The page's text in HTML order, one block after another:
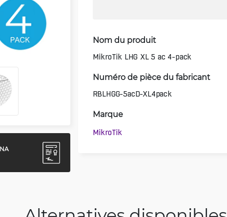
Nom du produit
MikroTik LHG XL 5 ac 4-pack
Numéro de pièce du fabricant
RBLHGG-5acD-XL4pack
Marque
MikroTik